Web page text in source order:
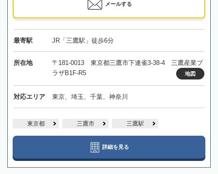
メールする
最寄駅 JR「三鷹駅」徒歩6分
所在地
〒181-0013 東京都三鷹市下連雀3-38-4 三鷹産業プ
ラザB1F-R5
地図
対応エリア 東京、埼玉、千葉、神奈川
東京都 三鷹市 三鷹駅
詳細を見る